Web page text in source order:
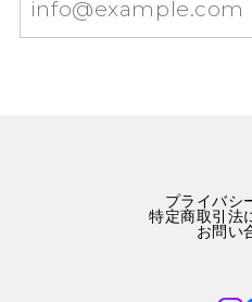
プライバシ
特定商取引法
お問い